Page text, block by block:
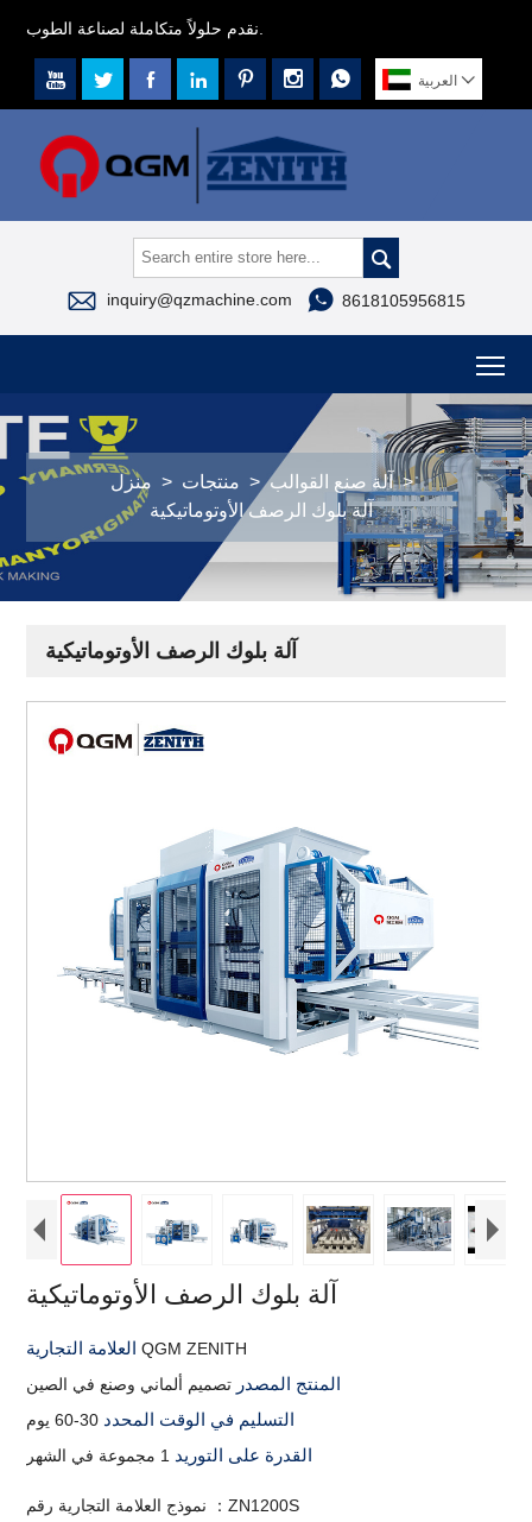
       العربية 

 inquiry@qzmachine.com  8618105956815
منزل > منتجات > آلة صنع القوالب >
آلة بلوك الرصف الأوتوماتيكية
آلة بلوك الرصف الأوتوماتيكية
آلة بلوك الرصف الأوتوماتيكية
العلامة التجاريةQGM ZENITH
المنتج المصدر تصميم ألماني وصنع في الصين
التسليم في الوقت المحدد 30-60 يوم
القدرة على التوريد 1 مجموعة في الشهر
نموذج العلامة التجارية رقم ：ZN1200S